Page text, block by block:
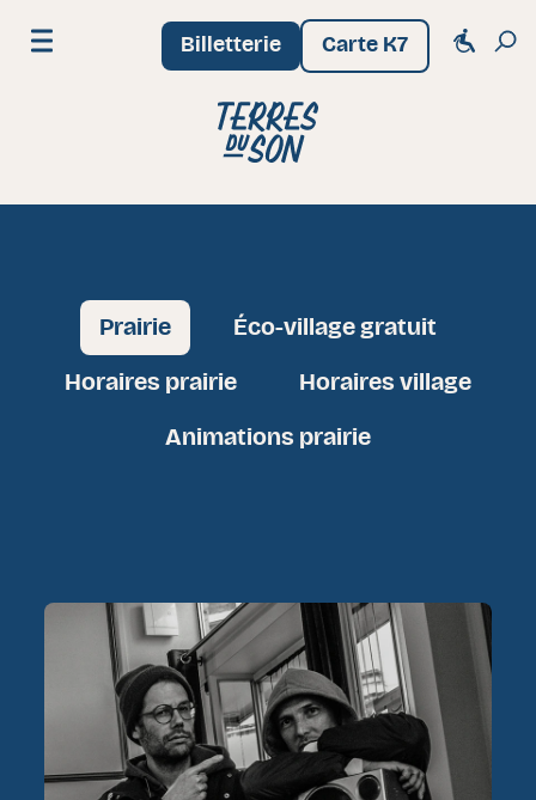
Festival Terres du Son
Menu
Billetterie Carte K7
Prairie Éco-village gratuit
Horaires prairie Horaires village
Animations prairie